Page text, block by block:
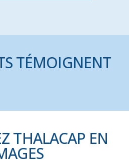
TÉMOIGNENT
THALACAP EN